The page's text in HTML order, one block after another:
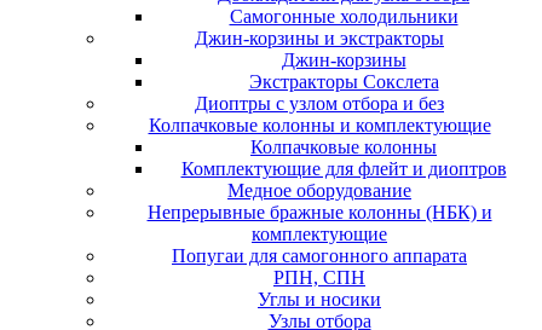
Самогонные холодильники
Джин-корзины и экстракторы
Джин-корзины
Экстракторы Сокслета
Диоптры с узлом отбора и без
Колпачковые колонны и комплектующие
Колпачковые колонны
Комплектующие для флейт и диоптров
Медное оборудование
Непрерывные бражные колонны (НБК) и
комплектующие
Попугаи для самогонного аппарата
РПН, СПН
Углы и носики
Узлы отбора